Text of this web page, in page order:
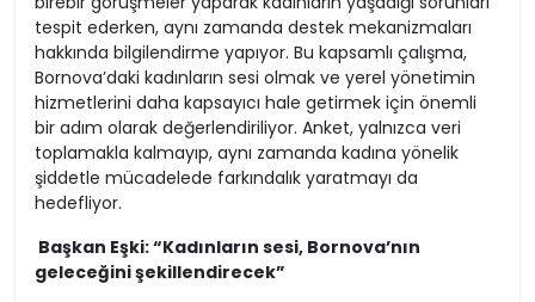
tespit ederken, aynı zamanda destek mekanizmaları
hakkında bilgilendirme yapıyor. Bu kapsamlı çalışma,
Bornova’daki kadınların sesi olmak ve yerel yönetimin
hizmetlerini daha kapsayıcı hale getirmek için önemli
bir adım olarak değerlendiriliyor. Anket, yalnızca veri
toplamakla kalmayıp, aynı zamanda kadına yönelik
şiddetle mücadelede farkındalık yaratmayı da
hedefliyor.
Başkan Eşki: “Kadınların sesi, Bornova’nın
geleceğini şekillendirecek”